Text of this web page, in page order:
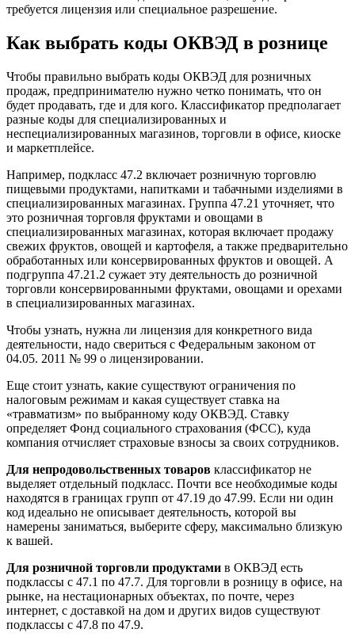
требуется лицензия или специальное разрешение.
Как выбрать коды ОКВЭД в рознице
Чтобы правильно выбрать коды ОКВЭД для розничных
продаж, предпринимателю нужно четко понимать, что он
будет продавать, где и для кого. Классификатор предполагает
разные коды для специализированных и
неспециализированных магазинов, торговли в офисе, киоске
и маркетплейсе.
Например, подкласс 47.2 включает розничную торговлю
пищевыми продуктами, напитками и табачными изделиями в
специализированных магазинах. Группа 47.21 уточняет, что
это розничная торговля фруктами и овощами в
специализированных магазинах, которая включает продажу
свежих фруктов, овощей и картофеля, а также предварительно
обработанных или консервированных фруктов и овощей. А
подгруппа 47.21.2 сужает эту деятельность до розничной
торговли консервированными фруктами, овощами и орехами
в специализированных магазинах.
Чтобы узнать, нужна ли лицензия для конкретного вида
деятельности, надо свериться с Федеральным законом от
04.05. 2011 № 99 о лицензировании.
Еще стоит узнать, какие существуют ограничения по
налоговым режимам и какая существует ставка на
«травматизм» по выбранному коду ОКВЭД. Ставку
определяет Фонд социального страхования (ФСС), куда
компания отчисляет страховые взносы за своих сотрудников.
Для непродовольственных товаров классификатор не
выделяет отдельный подкласс. Почти все необходимые коды
находятся в границах групп от 47.19 до 47.99. Если ни один
код идеально не описывает деятельность, которой вы
намерены заниматься, выберите сферу, максимально близкую
к вашей.
Для розничной торговли продуктами в ОКВЭД есть
подклассы с 47.1 по 47.7. Для торговли в розницу в офисе, на
рынке, на нестационарных объектах, по почте, через
интернет, с доставкой на дом и других видов существуют
подклассы с 47.8 по 47.9.